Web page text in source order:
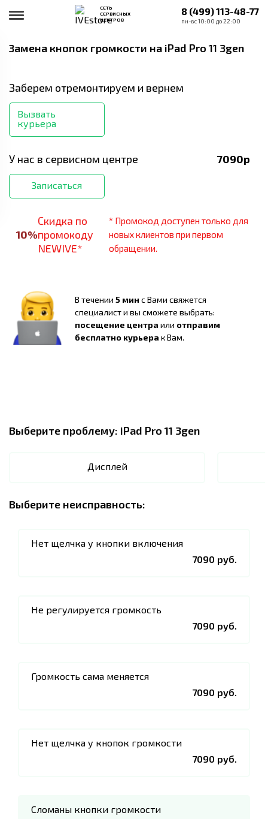
СЕТЬ
СЕРВИСНЫХ
ЦЕНТРОВ
8 (499) 113-48-77
пн-вс 10:00 до 22:00
Замена кнопок громкости на iPad Pro 11 3gen
Заберем отремонтируем и вернем
Вызвать
курьера
У нас в сервисном центре 7090р
Записаться
10%
Скидка по
промокоду
NEWIVE*
* Промокод доступен только для
новых клиентов при первом
обращении.
В течении 5 мин с Вами свяжется
специалист и вы сможете выбрать:
посещение центра или отправим
бесплатно курьера к Вам.
Выберите проблему: iPad Pro 11 3gen
Дисплей
Выберите неисправность:
Нет щелчка у кнопки включения
7090 руб.
Не регулируется громкость
7090 руб.
Громкость сама меняется
7090 руб.
Нет щелчка у кнопок громкости
7090 руб.
Сломаны кнопки громкости